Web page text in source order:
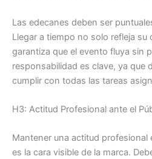
Las edecanes deben ser
Llegar a tiempo no solo refleja
garantiza que el evento fluya sin
responsabilidad es clave, ya que
cumplir con todas las tareas
H3: Actitud Profesional ante el
Mantener una actitud profesional
es la cara visible de la marca.